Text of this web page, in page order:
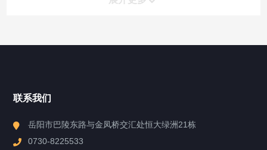
建筑房地产部
联系我们
岳阳市巴陵东路与金凤桥交汇处恒大绿洲21栋
0730-8225533